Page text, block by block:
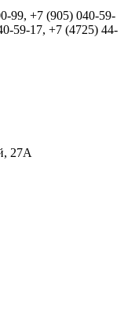
99, +7 (905) 040-59-
59-17, +7 (4725) 44-
27А